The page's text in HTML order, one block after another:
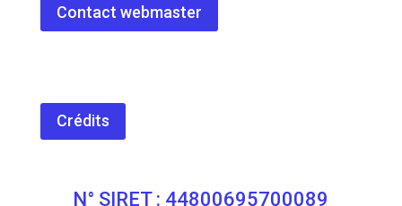
Contact webmaster
Crédits
N° SIRET : 44800695700089